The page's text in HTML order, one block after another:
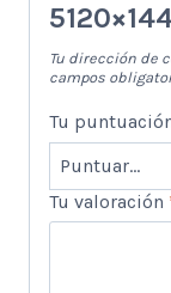
Tu dirección de
campos
Tu
Tu valoración